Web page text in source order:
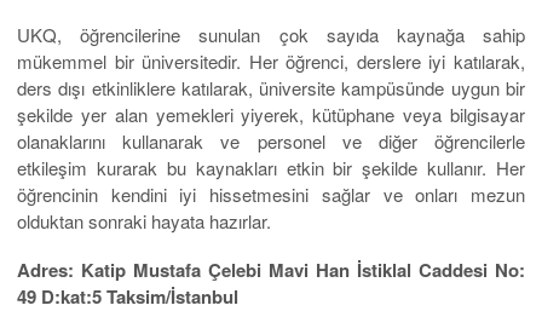
UKQ, öğrencilerine sunulan çok sayıda kaynağa sahip
mükemmel bir üniversitedir. Her öğrenci, derslere iyi katılarak,
ders dışı etkinliklere katılarak, üniversite kampüsünde uygun bir
şekilde yer alan yemekleri yiyerek, kütüphane veya bilgisayar
olanaklarını kullanarak ve personel ve diğer öğrencilerle
etkileşim kurarak bu kaynakları etkin bir şekilde kullanır. Her
öğrencinin kendini iyi hissetmesini sağlar ve onları mezun
olduktan sonraki hayata hazırlar.
Adres: Katip Mustafa Çelebi Mavi Han İstiklal Caddesi No:
49 D:kat:5 Taksim/İstanbul